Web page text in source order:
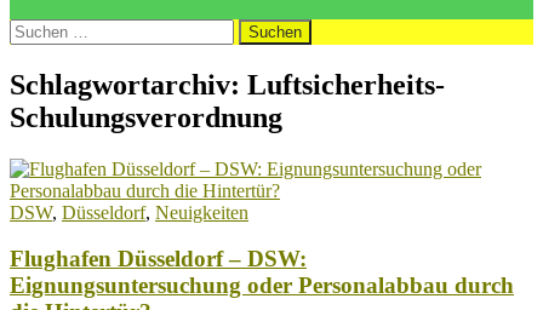
Suchen
nach:
Schlagwortarchiv: Luftsicherheits-
Schulungsverordnung
DSW, Düsseldorf, Neuigkeiten
Flughafen Düsseldorf – DSW:
Eignungsuntersuchung oder Personalabbau durch